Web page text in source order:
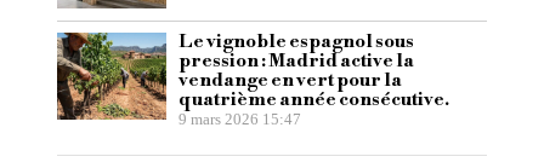
Le vignoble espagnol sous
pression : Madrid active la
vendange en vert pour la
quatrième année consécutive.
9 mars 2026 15:47